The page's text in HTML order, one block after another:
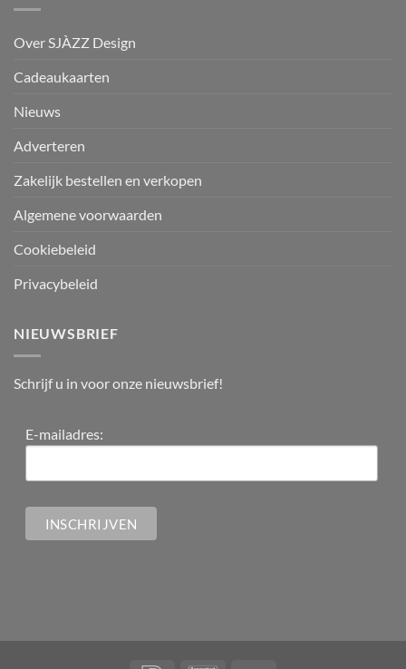
Over SJÀZZ Design
Cadeaukaarten
Nieuws
Adverteren
Zakelijk bestellen en verkopen
Algemene voorwaarden
Cookiebeleid
Privacybeleid
NIEUWSBRIEF
Schrijf u in voor onze nieuwsbrief!
E-mailadres: